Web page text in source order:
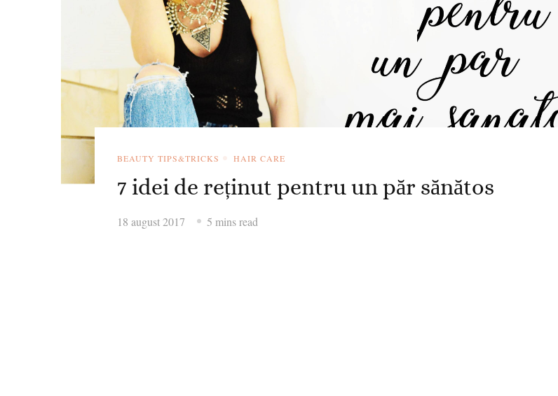
BEAUTY TIPS&TRICKS HAIR CARE
7 idei de reținut pentru un păr sănătos
18 august 2017 5 mins read